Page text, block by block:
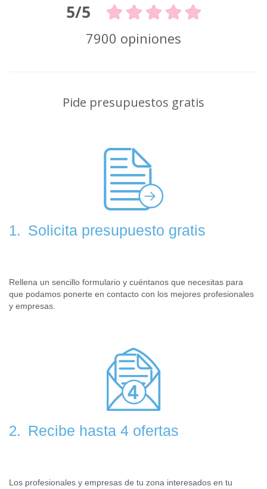
5/5
7900 opiniones
Pide presupuestos gratis
1. Solicita presupuesto gratis
Rellena un sencillo formulario y cuéntanos que necesitas para
que podamos ponerte en contacto con los mejores profesionales
y empresas.
2. Recibe hasta 4 ofertas
Los profesionales y empresas de tu zona interesados en tu